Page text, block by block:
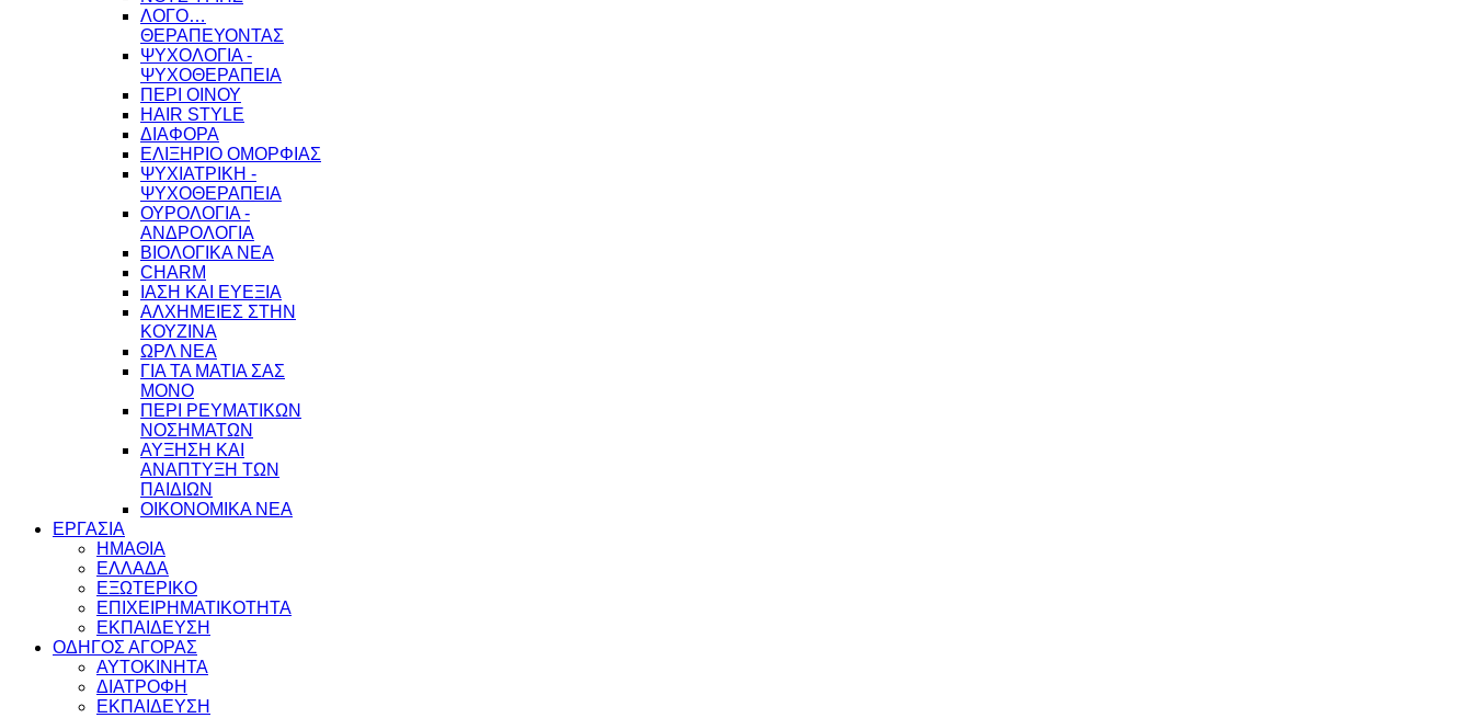
ΛΟΓΟ…
ΘΕΡΑΠΕΥΟΝΤΑΣ
ΨΥΧΟΛΟΓΙΑ -
ΨΥΧΟΘΕΡΑΠΕΙΑ
ΠΕΡΙ ΟΙΝΟΥ
HAIR STYLE
ΔΙΑΦΟΡΑ
ΕΛΙΞΗΡΙΟ ΟΜΟΡΦΙΑΣ
ΨΥΧΙΑΤΡΙΚΗ -
ΨΥΧΟΘΕΡΑΠΕΙΑ
ΟΥΡΟΛΟΓΙΑ -
ΑΝΔΡΟΛΟΓΙΑ
ΒΙΟΛΟΓΙΚΑ ΝΕΑ
CHARM
ΙΑΣΗ ΚΑΙ ΕΥΕΞΙΑ
ΑΛΧΗΜΕΙΕΣ ΣΤΗΝ
ΚΟΥΖΙΝΑ
ΩΡΛ ΝEA
ΓΙΑ ΤΑ ΜΑΤΙΑ ΣΑΣ
ΜΟΝΟ
ΠΕΡΙ ΡΕΥΜΑΤΙΚΩΝ
ΝΟΣΗΜΑΤΩΝ
ΑΥΞΗΣΗ ΚΑΙ
ΑΝΑΠΤΥΞΗ ΤΩΝ
ΠΑΙΔΙΩΝ
ΟΙΚΟΝΟΜΙΚΑ ΝΕΑ
ΕΡΓΑΣΙΑ
ΗΜΑΘΙΑ
ΕΛΛΑΔΑ
ΕΞΩΤΕΡΙΚΟ
ΕΠΙΧΕΙΡΗΜΑΤΙΚΟΤΗΤΑ
ΕΚΠΑΙΔΕΥΣΗ
ΟΔΗΓΟΣ ΑΓΟΡΑΣ
ΑΥΤΟΚΙΝΗΤΑ
ΔΙΑΤΡΟΦΗ
ΕΚΠΑΙΔΕΥΣΗ